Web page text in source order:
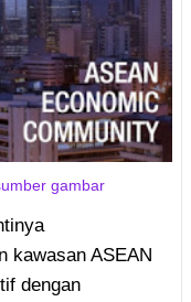
gambar
kawasan ASEAN
dengan